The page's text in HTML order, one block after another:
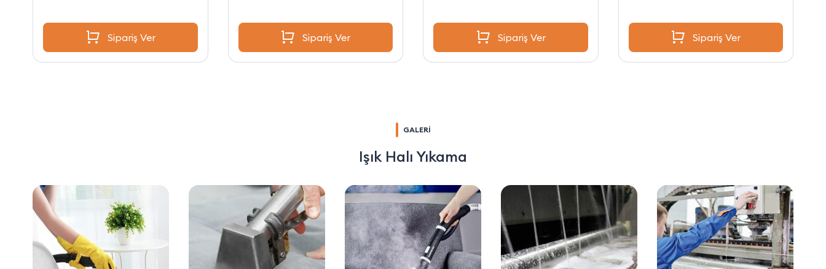
Sipariş Ver Sipariş Ver Sipariş Ver Sipariş Ver
GALERİ
Işık Halı Yıkama